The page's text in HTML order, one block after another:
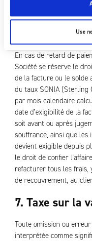
Use
tout autre droit ou
montant qui lui est dû
payable par la Société à
En cas de retard de
Société se réserve le
de la facture ou le solde
du taux SONIA (Sterling
par mois calendaire
date d’exigibilité de la
soit avant ou après
souffrance, ainsi que les
devient exigible depuis
le droit de confier
refacturer tous les frais,
de recouvrement, au
7. Taxe sur la
Toute omission ou
interprétée comme